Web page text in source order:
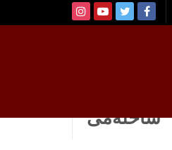
ساخله‌می